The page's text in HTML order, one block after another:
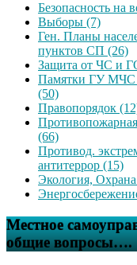
Безопасность на
Выборы (7)
Ген. Планы
пунктов СП (26)
Защита от ЧС и
Памятки ГУ МЧС
(50)
Правопорядок
Противопожарная
(66)
Противод.
антитеррор (15)
Экология,
Местное
общие вопросы….